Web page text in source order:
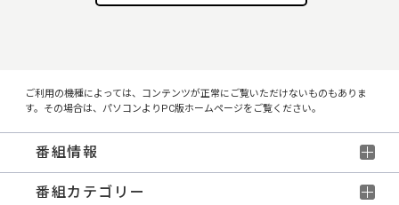
ご利用の機種によっては、コンテンツが正常にご覧いただけないものもありま
す。その場合は、パソコンよりPC版ホームページをご覧ください。
番組情報
番組カテゴリー